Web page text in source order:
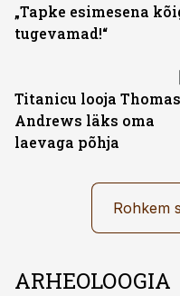
„Tapke esimesena
tugevamad!“
Titanicu looja Thomas
Andrews läks oma
laevaga põhja
Rohkem
ARHEOLOOGIA